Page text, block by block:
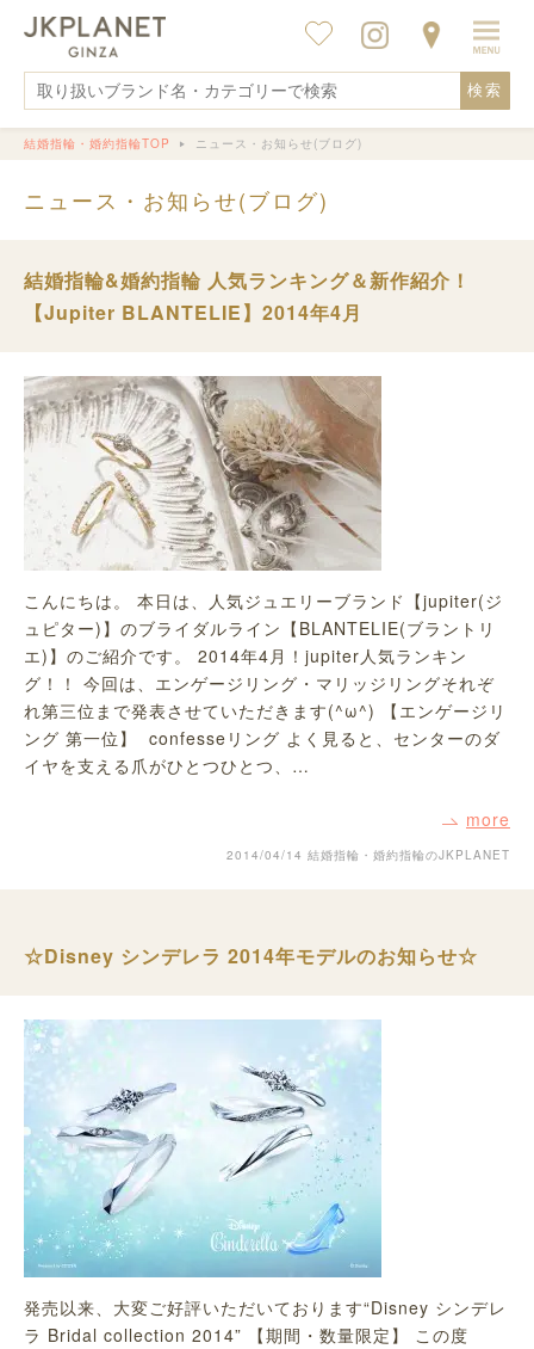
検索
結婚指輪・婚約指輪TOP ニュース・お知らせ(ブログ)
ニュース・お知らせ(ブログ)
結婚指輪&婚約指輪 人気ランキング＆新作紹介！
【Jupiter BLANTELIE】2014年4月
こんにちは。 本日は、人気ジュエリーブランド【jupiter(ジ
ュピター)】のブライダルライン【BLANTELIE(ブラントリ
エ)】のご紹介です。 2014年4月！jupiter人気ランキン
グ！！ 今回は、エンゲージリング・マリッジリングそれぞ
れ第三位まで発表させていただきます(^ω^) 【エンゲージリ
ング 第一位】 confesseリング よく見ると、センターのダ
イヤを支える爪がひとつひとつ、…
more
2014/04/14 結婚指輪・婚約指輪のJKPLANET
☆Disney シンデレラ 2014年モデルのお知らせ☆
発売以来、大変ご好評いただいております“Disney シンデレ
ラ Bridal collection 2014” 【期間・数量限定】 この度